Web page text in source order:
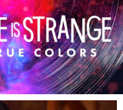
PsyRiver 2026 : la magie revient sur les rives de l’Aar
« MOFUSAND / Parler Japonais » – Des Expressions Pratiques !
« Dr Wertham / L’homme qui étudia les tueurs en série » - Un Métier à Risque !